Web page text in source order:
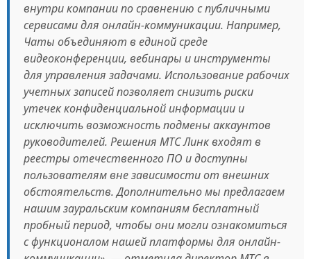
внутри компании по сравнению с публичными
сервисами для онлайн-коммуникации. Например,
Чаты объединяют в единой среде
видеоконференции, вебинары и инструменты
для управления задачами. Использование рабочих
учетных записей позволяет снизить риски
утечек конфиденциальной информации и
исключить возможность подмены аккаунтов
руководителей. Решения МТС Линк входят в
реестры отечественного ПО и доступны
пользователям вне зависимости от внешних
обстоятельств. Дополнительно мы предлагаем
нашим зауральским компаниям бесплатный
пробный период, чтобы они могли ознакомиться
с функционалом нашей платформы для онлайн-